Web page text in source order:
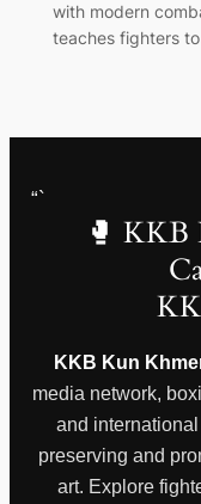
with modern
teaches fighters
“`
🥊 KKB
KKB Kun
media network,
and
preserving and
art. Explore